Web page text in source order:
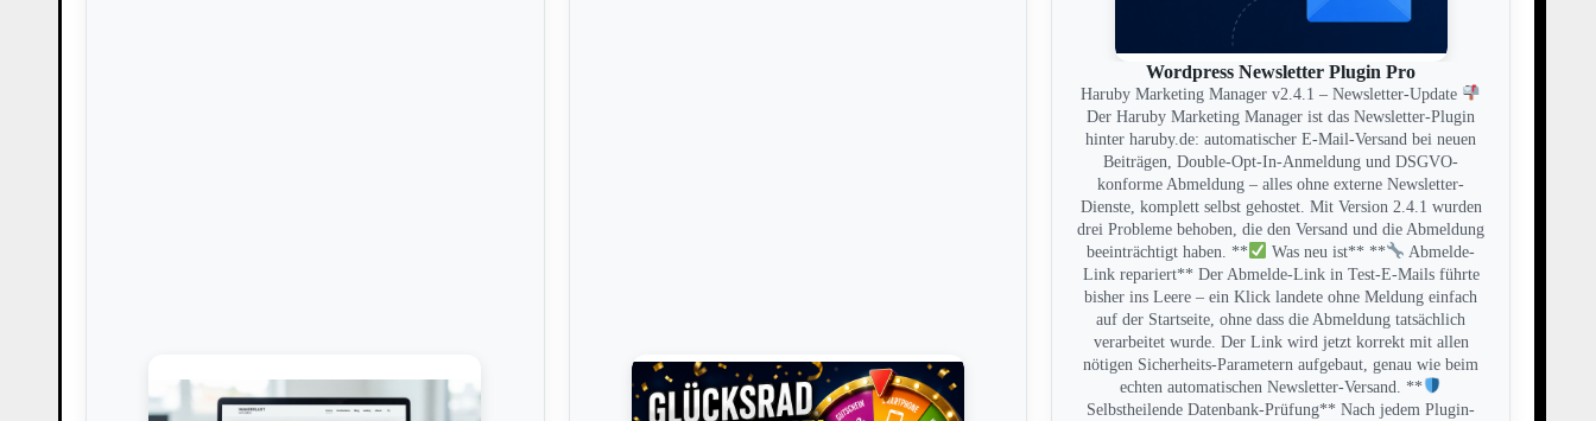
Wordpress Newsletter Plugin Pro
Haruby Marketing Manager v2.4.1 – Newsletter-Update
Der Haruby Marketing Manager ist das Newsletter-Plugin
hinter haruby.de: automatischer E-Mail-Versand bei neuen
Beiträgen, Double-Opt-In-Anmeldung und DSGVO-
konforme Abmeldung – alles ohne externe Newsletter-
Dienste, komplett selbst gehostet. Mit Version 2.4.1 wurden
drei Probleme behoben, die den Versand und die Abmeldung
beeinträchtigt haben. **
Was neu ist** **
Abmelde-
Link repariert** Der Abmelde-Link in Test-E-Mails führte
bisher ins Leere – ein Klick landete ohne Meldung einfach
auf der Startseite, ohne dass die Abmeldung tatsächlich
verarbeitet wurde. Der Link wird jetzt korrekt mit allen
nötigen Sicherheits-Parametern aufgebaut, genau wie beim
echten automatischen Newsletter-Versand. **
Selbstheilende Datenbank-Prüfung** Nach jedem Plugin-